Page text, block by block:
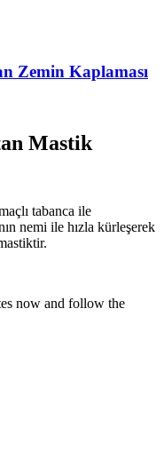
Zemin Kaplaması
Mastik
tabanca ile
nemi ile hızla kürleşerek
now and follow the